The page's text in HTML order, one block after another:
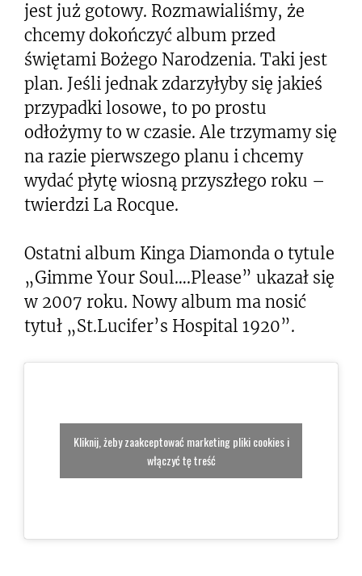
jest już gotowy. Rozmawialiśmy, że
chcemy dokończyć album przed
świętami Bożego Narodzenia. Taki jest
plan. Jeśli jednak zdarzyłyby się jakieś
przypadki losowe, to po prostu
odłożymy to w czasie. Ale trzymamy się
na razie pierwszego planu i chcemy
wydać płytę wiosną przyszłego roku –
twierdzi La Rocque.
Ostatni album Kinga Diamonda o tytule
„Gimme Your Soul….Please” ukazał się
w 2007 roku. Nowy album ma nosić
tytuł „St.Lucifer’s Hospital 1920”.
Kliknij, żeby zaakceptować marketing pliki cookies i
włączyć tę treść